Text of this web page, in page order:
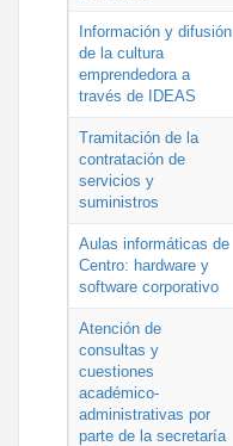
Información y difusión
de la cultura
emprendedora a
través de IDEAS
Tramitación de la
contratación de
servicios y
suministros
Aulas informáticas de
Centro: hardware y
software corporativo
Atención de
consultas y
cuestiones
académico-
administrativas por
parte de la secretaría